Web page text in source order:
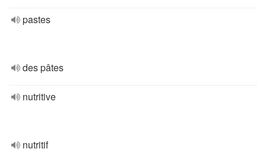
pastes
des pâtes
nutritive
nutritif